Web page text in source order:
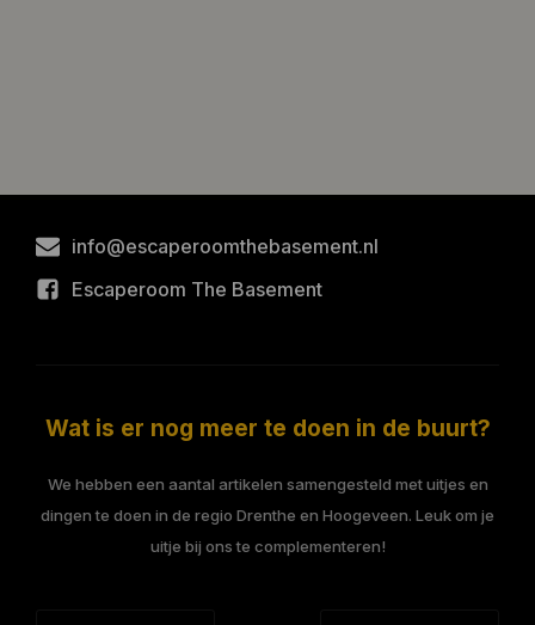
info@escaperoomthebasement.nl
Escaperoom The Basement
Wat is er nog meer te doen in de buurt?
We hebben een aantal artikelen samengesteld met uitjes en
dingen te doen in de regio Drenthe en Hoogeveen. Leuk om je
uitje bij ons te complementeren!